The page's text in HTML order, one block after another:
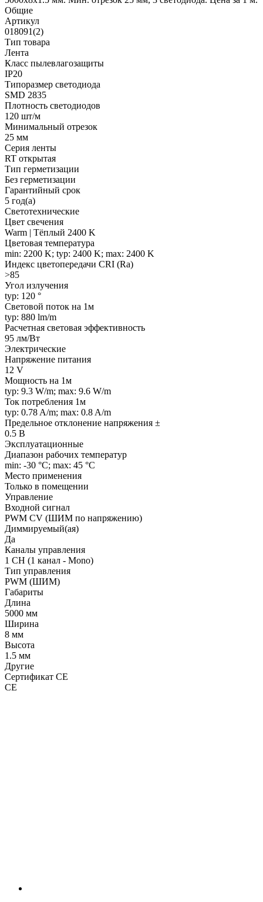
Общие
Артикул
018091(2)
Тип товара
Лента
Класс пылевлагозащиты
IP20
Типоразмер светодиода
SMD 2835
Плотность светодиодов
120 шт/м
Минимальный отрезок
25 мм
Серия ленты
RT открытая
Тип герметизации
Без герметизации
Гарантийный срок
5 год(а)
Светотехнические
Цвет свечения
Warm | Тёплый 2400 K
Цветовая температура
min: 2200 K; typ: 2400 K; max: 2400 K
Индекс цветопередачи CRI (Ra)
>85
Угол излучения
typ: 120 °
Световой поток на 1м
typ: 880 lm/m
Расчетная световая эффективность
95 лм/Вт
Электрические
Напряжение питания
12 V
Мощность на 1м
typ: 9.3 W/m; max: 9.6 W/m
Ток потребления 1м
typ: 0.78 A/m; max: 0.8 A/m
Предельное отклонение напряжения ±
0.5 В
Эксплуатационные
Диапазон рабочих температур
min: -30 °C; max: 45 °C
Место применения
Только в помещении
Управление
Входной сигнал
PWM СV (ШИМ по напряжению)
Диммируемый(ая)
Да
Каналы управления
1 CH (1 канал - Mono)
Тип управления
PWM (ШИМ)
Габариты
Длина
5000 мм
Ширина
8 мм
Высота
1.5 мм
Другие
Сертификат CE
CE